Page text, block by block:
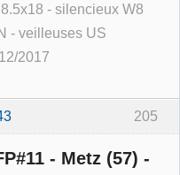
- silencieux W8
- veilleuses US
2017
205
- Metz (57) -